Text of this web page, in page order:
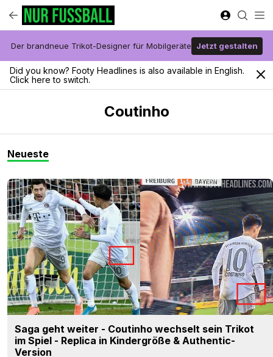
Der brandneue Trikot-Designer für Mobilgeräte Jetzt gestalten
Did you know? Footy Headlines is also available in English.
Click here to switch.
Coutinho
Neueste
Saga geht weiter - Coutinho wechselt sein Trikot
im Spiel - Replica in Kindergröße & Authentic-
Version